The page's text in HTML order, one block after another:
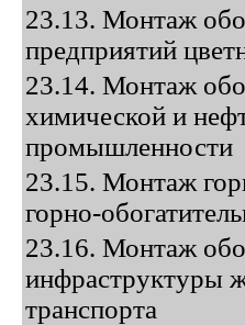
23.13. Монтаж
предприятий
23.14. Монтаж
химической и
промышленности
23.15. Монтаж
горно-
23.16. Монтаж
инфраструктуры
транспорта